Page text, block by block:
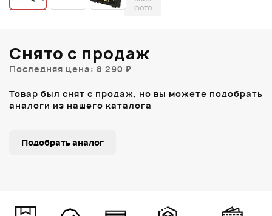
фото
Снято с продаж
Последняя цена: 8 290 ₽
Товар был снят с продаж, но вы можете подобрать
аналоги из нашего каталога
Подобрать аналог